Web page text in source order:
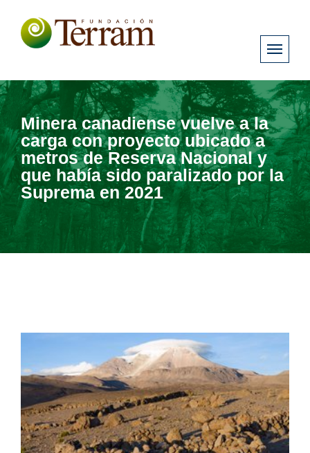
Minera canadiense vuelve a la
carga con proyecto ubicado a
metros de Reserva Nacional y
que había sido paralizado por la
Suprema en 2021